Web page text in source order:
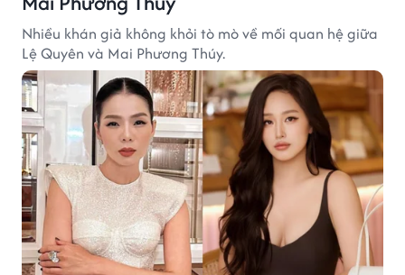
Nhiều khán giả không khỏi tò mò về mối quan hệ giữa
Lệ Quyên và Mai Phương Thúy.